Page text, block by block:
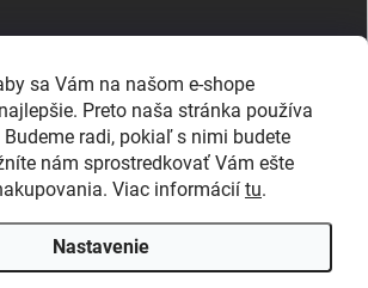
sa Vám na našom e-shope
Preto naša stránka používa
radi, pokiaľ s nimi budete
nám sprostredkovať Vám ešte
Viac informácií tu.
Nastavenie
so zasielaním newslettera a
v súlade sozásadami ochrany osobných